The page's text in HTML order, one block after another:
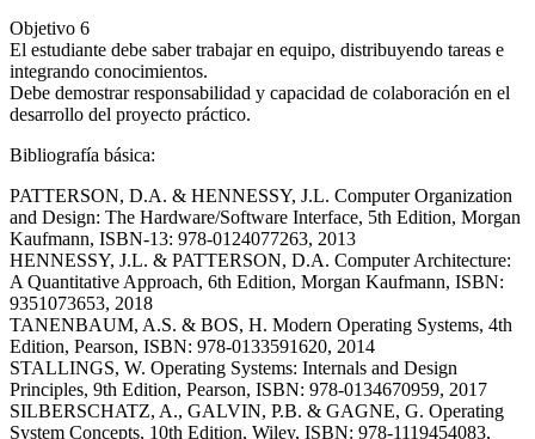
Objetivo 6
El estudiante debe saber trabajar en equipo, distribuyendo tareas e
integrando conocimientos.
Debe demostrar responsabilidad y capacidad de colaboración en el
desarrollo del proyecto práctico.
Bibliografía básica:
PATTERSON, D.A. & HENNESSY, J.L. Computer Organization
and Design: The Hardware/Software Interface, 5th Edition, Morgan
Kaufmann, ISBN-13: 978-0124077263, 2013
HENNESSY, J.L. & PATTERSON, D.A. Computer Architecture:
A Quantitative Approach, 6th Edition, Morgan Kaufmann, ISBN:
9351073653, 2018
TANENBAUM, A.S. & BOS, H. Modern Operating Systems, 4th
Edition, Pearson, ISBN: 978-0133591620, 2014
STALLINGS, W. Operating Systems: Internals and Design
Principles, 9th Edition, Pearson, ISBN: 978-0134670959, 2017
SILBERSCHATZ, A., GALVIN, P.B. & GAGNE, G. Operating
System Concepts, 10th Edition, Wiley, ISBN: 978-1119454083,